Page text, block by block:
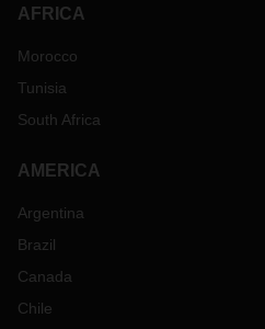
AFRICA
Morocco
Tunisia
South Africa
AMERICA
Argentina
Brazil
Canada
Chile